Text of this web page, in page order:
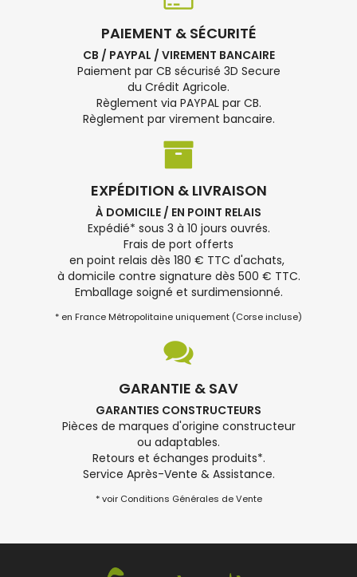
PAIEMENT & SÉCURITÉ
CB / PAYPAL / VIREMENT BANCAIRE
Paiement par CB sécurisé 3D Secure
du Crédit Agricole.
Règlement via PAYPAL par CB.
Règlement par virement bancaire.
EXPÉDITION & LIVRAISON
À DOMICILE / EN POINT RELAIS
Expédié* sous 3 à 10 jours ouvrés.
Frais de port offerts
en point relais dès 180 € TTC d'achats,
à domicile contre signature dès 500 € TTC.
Emballage soigné et surdimensionné.
* en France Métropolitaine uniquement (Corse incluse)
GARANTIE & SAV
GARANTIES CONSTRUCTEURS
Pièces de marques d'origine constructeur
ou adaptables.
Retours et échanges produits*.
Service Après-Vente & Assistance.
* voir Conditions Générales de Vente